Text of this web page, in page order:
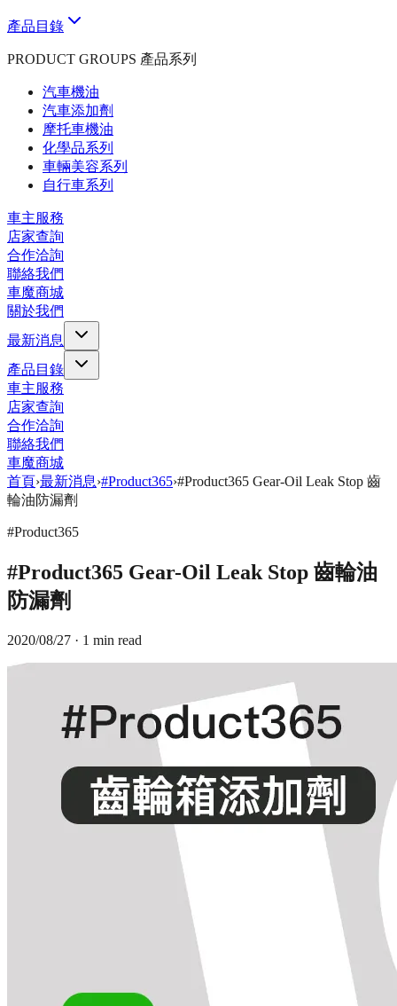
產品目錄
PRODUCT GROUPS 產品系列
汽車機油
汽車添加劑
摩托車機油
化學品系列
車輛美容系列
自行車系列
車主服務
店家查詢
合作洽詢
聯絡我們
車魔商城
關於我們
最新消息
產品目錄
車主服務
店家查詢
合作洽詢
聯絡我們
車魔商城
首頁›最新消息›#Product365›#Product365 Gear-Oil Leak Stop 齒
輪油防漏劑
#Product365
#Product365 Gear-Oil Leak Stop 齒輪油
防漏劑
2020/08/27 · 1 min read